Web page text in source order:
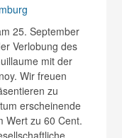
25. September
Verlobung des
mit der
Wir freuen
zu
erscheinende
Wert zu 60 Cent.